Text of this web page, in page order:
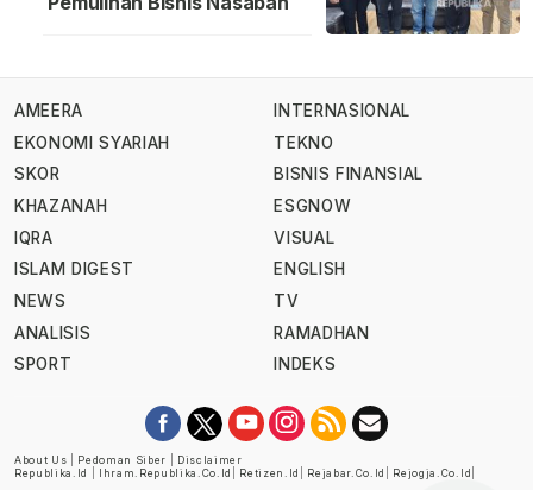
AMEERA
EKONOMI SYARIAH
SKOR
KHAZANAH
IQRA
ISLAM DIGEST
NEWS
ANALISIS
SPORT
INTERNASIONAL
TEKNO
BISNIS FINANSIAL
ESGNOW
VISUAL
ENGLISH
TV
RAMADHAN
INDEKS
About Us Pedoman Siber
Disclaimer
Republika.id
Ihram.republika.co.id Retizen.id Rejabar.co.id Rejogja.co.id